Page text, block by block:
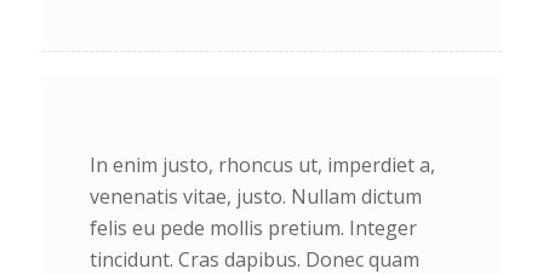
In enim justo, rhoncus ut, imperdiet a,
venenatis vitae, justo. Nullam dictum
felis eu pede mollis pretium. Integer
tincidunt. Cras dapibus. Donec quam